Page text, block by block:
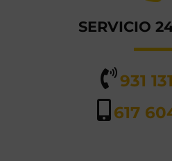
SERVICIO
931
617